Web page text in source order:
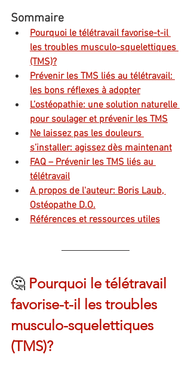
Sommaire
Pourquoi le télétravail favorise-t-il
les troubles musculo-squelettiques
(TMS)?
Prévenir les TMS liés au télétravail:
les bons réflexes à adopter
L’ostéopathie: une solution naturelle
pour soulager et prévenir les TMS
Ne laissez pas les douleurs
s’installer: agissez dès maintenant
FAQ – Prévenir les TMS liés au
télétravail
A propos de l'auteur: Boris Laub,
Ostéopathe D.O.
Références et ressources utiles
🤔 Pourquoi le télétravail
favorise-t-il les troubles
musculo-squelettiques
(TMS)?